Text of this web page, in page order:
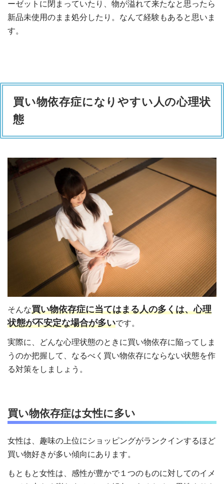
ーゼットに閉まっていたり、物が溢れて来たなと思ったら
新品未使用のまま処分したり。なんて経験もあると思いま
す。
買い物依存症になりやすい人の心理状
態
そんな買い物依存症に当てはまる人の多くは、心理
状態が不安定な場合が多いです。
実際に、どんな心理状態のときに買い物依存に陥ってしま
うのか把握して、なるべく買い物依存にならない状態を作
る対策をしましょう。
買い物依存症は女性に多い
女性は、趣味の上位にショッピングがランクインするほど
買い物好きが多い傾向にあります。
もともと女性は、感性が豊かで１つのものに対してのイメ